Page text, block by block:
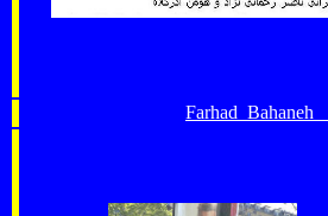
Farhad Bahaneh